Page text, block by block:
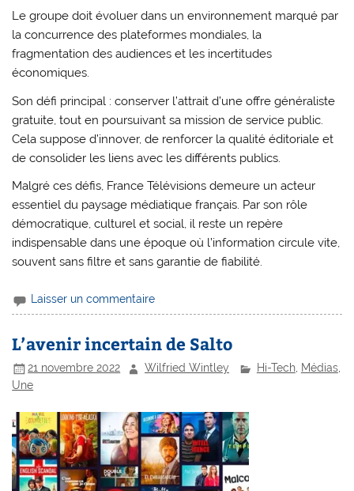
Le groupe doit évoluer dans un environnement marqué par
la concurrence des plateformes mondiales, la
fragmentation des audiences et les incertitudes
économiques.
Son défi principal : conserver l’attrait d’une offre généraliste
gratuite, tout en poursuivant sa mission de service public.
Cela suppose d’innover, de renforcer la qualité éditoriale et
de consolider les liens avec les différents publics.
Malgré ces défis, France Télévisions demeure un acteur
essentiel du paysage médiatique français. Par son rôle
démocratique, culturel et social, il reste un repère
indispensable dans une époque où l’information circule vite,
souvent sans filtre et sans garantie de fiabilité.
Laisser un commentaire
L’avenir incertain de Salto
21 novembre 2022 Wilfried Wintley Hi-Tech, Médias,
Une